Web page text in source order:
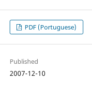
PDF (Portuguese)
Published
2007-12-10